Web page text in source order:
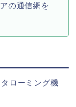
の通信網を
ローミング機